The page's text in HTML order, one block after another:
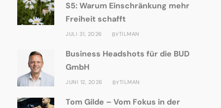
S5: Warum Einschränkung mehr
Freiheit schafft
JULI 31, 2026 BYTILMAN
Business Headshots für die BUD
GmbH
JUNI 12, 2026 BYTILMAN
Tom Gilde – Vom Fokus in der